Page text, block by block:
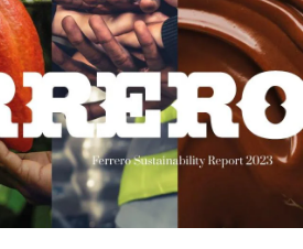
E HISTÓRIAS